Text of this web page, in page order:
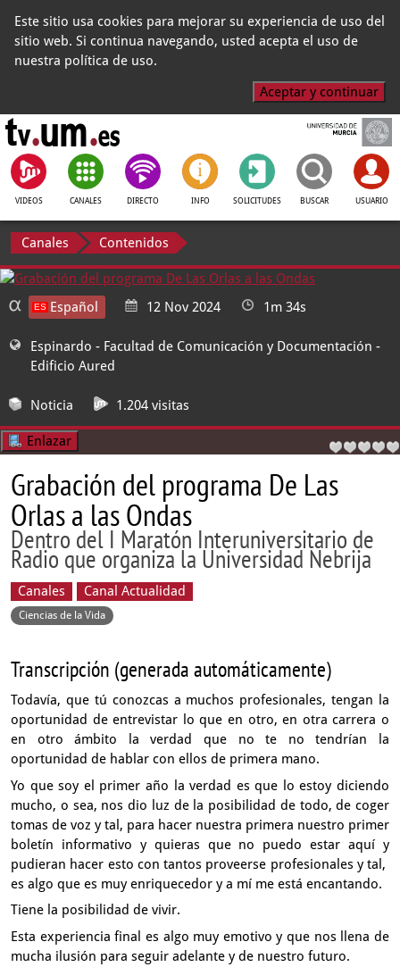
Este sitio usa cookies para mejorar su experiencia de uso del
sitio web. Si continua navegando, usted acepta el uso de
nuestra política de uso.
Aceptar y continuar
VIDEOS CANALES DIRECTO INFO SOLICITUDES BUSCAR USUARIO
Canales Contenidos
Español 12 Nov 2024 1m 34s
Espinardo - Facultad de Comunicación y Documentación -
Edificio Aured
Noticia 1.204 visitas
Enlazar
Grabación del programa De Las
Orlas a las Ondas
Dentro del I Maratón Interuniversitario de
Radio que organiza la Universidad Nebrija
Canales Canal Actualidad
Ciencias de la Vida
Transcripción (generada automáticamente)
Todavía, que tú conozcas a muchos profesionales,tengan la
oportunidad de entrevistar lo que en otro, en otra carrera o
en otro ámbito la verdad que no te no tendrían la
oportunidad de hablar con ellos de primera mano.
Yo que soy el primer año la verdad es que lo estoy diciendo
mucho, o sea, nos dio luz de la posibilidad de todo,de coger
tomas de voz y tal, para hacer nuestra primera nuestro primer
boletín informativo y quieras que no puedo estar aquí y
pudieran hacer esto con tantos proveerse profesionales y tal,
es algo que es muy enriquecedor y a mí me está encantando.
Tiene la posibilidad de vivir.
Esta experiencia final es algo muy emotivoy que nos llena de
mucha ilusión para seguir adelante y de nuestro futuro.